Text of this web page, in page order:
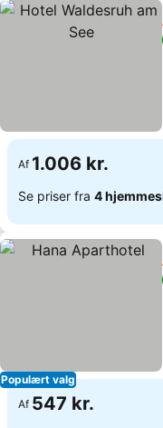
Af 1.006 kr.
Se priser fra 4
Populært valg
Af 547 kr.